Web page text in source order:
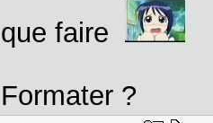
que faire
Formater ?